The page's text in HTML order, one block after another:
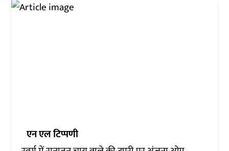
एन एल टिप्पणी